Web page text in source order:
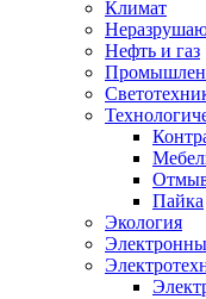
Климат
Нефть и газ
Пайка
Экология